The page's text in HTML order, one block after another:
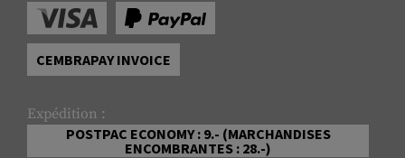
CEMBRAPAY INVOICE
Expédition :
POSTPAC ECONOMY : 9.- (MARCHANDISES
ENCOMBRANTES : 28.-)